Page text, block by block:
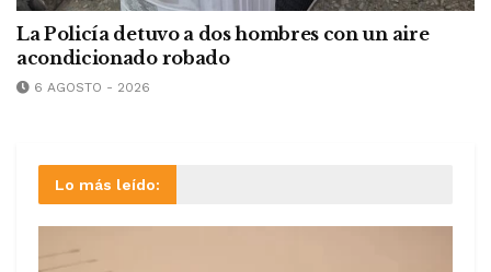
La Policía detuvo a dos hombres con un aire
acondicionado robado
6 AGOSTO - 2026
Lo más leído: